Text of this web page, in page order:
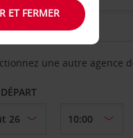
une autre agence
ET FERMER